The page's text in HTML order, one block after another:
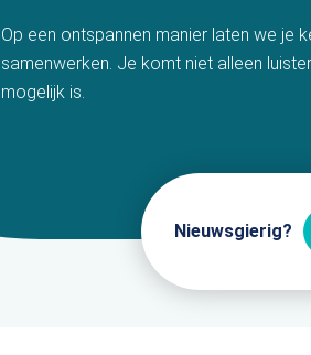
Op een ontspannen manier laten we je
samenwerken. Je komt niet alleen
mogelijk is.
Nieuwsgierig?